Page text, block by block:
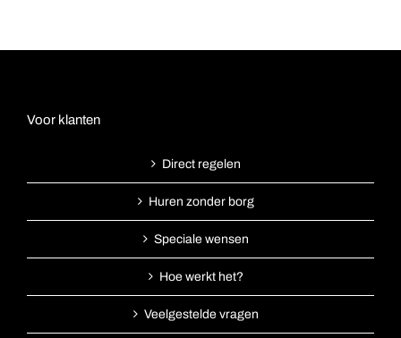
Voor klanten
Direct regelen
Huren zonder borg
Speciale wensen
Hoe werkt het?
Veelgestelde vragen